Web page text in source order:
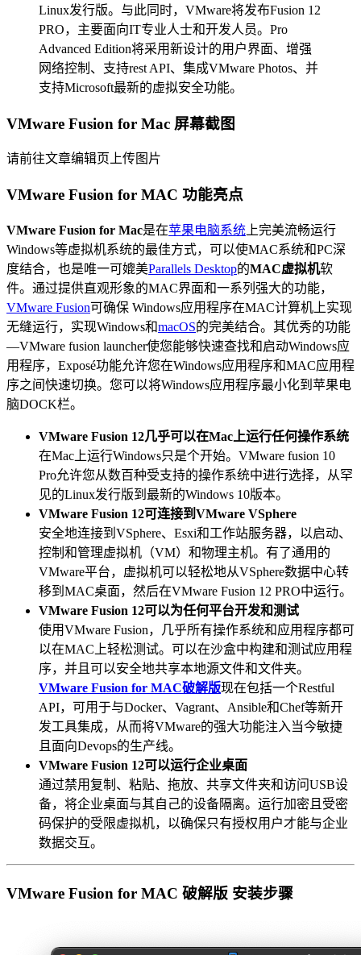
Linux发行版。与此同时，VMware将发布Fusion 12
PRO，主要面向IT专业人士和开发人员。Pro
Advanced Edition将采用新设计的用户界面、增强
网络控制、支持rest API、集成VMware Photos、并
支持Microsoft最新的虚拟安全功能。
VMware Fusion for Mac 屏幕截图
请前往文章编辑页上传图片
VMware Fusion for MAC 功能亮点
VMware Fusion for Mac是在苹果电脑系统 上完美流畅运行
Windows等虚拟机系统的最佳方式，可以使MAC系统和PC深
度结合，也是唯一可媲美Parallels Desktop的MAC虚拟机软
件。通过提供直观形象的MAC界面和一系列强大的功能，
VMware Fusion可确保 Windows应用程序在MAC计算机上实现
无缝运行，实现Windows和macOS的完美结合。其优秀的功能
—VMware fusion launcher使您能够快速查找和启动Windows应
用程序，Exposé功能允许您在Windows应用程序和MAC应用程
序之间快速切换。您可以将Windows应用程序最小化到苹果电
脑DOCK栏。
VMware Fusion 12几乎可以在Mac上运行任何操作系统
在Mac上运行Windows只是个开始。VMware fusion 10
Pro允许您从数百种受支持的操作系统中进行选择，从罕
见的Linux发行版到最新的Windows 10版本。
VMware Fusion 12可连接到VMware VSphere
安全地连接到VSphere、Esxi和工作站服务器，以启动、
控制和管理虚拟机（VM）和物理主机。有了通用的
VMware平台，虚拟机可以轻松地从VSphere数据中心转
移到MAC桌面，然后在VMware Fusion 12 PRO中运行。
VMware Fusion 12可以为任何平台开发和测试
使用VMware Fusion，几乎所有操作系统和应用程序都可
以在MAC上轻松测试。可以在沙盒中构建和测试应用程
序，并且可以安全地共享本地源文件和文件夹。
VMware Fusion for MAC破解版现在包括一个Restful
API，可用于与Docker、Vagrant、Ansible和Chef等新开
发工具集成，从而将VMware的强大功能注入当今敏捷
且面向Devops的生产线。
VMware Fusion 12可以运行企业桌面
通过禁用复制、粘贴、拖放、共享文件夹和访问USB设
备，将企业桌面与其自己的设备隔离。运行加密且受密
码保护的受限虚拟机，以确保只有授权用户才能与企业
数据交互。
VMware Fusion for MAC 破解版 安装步骤